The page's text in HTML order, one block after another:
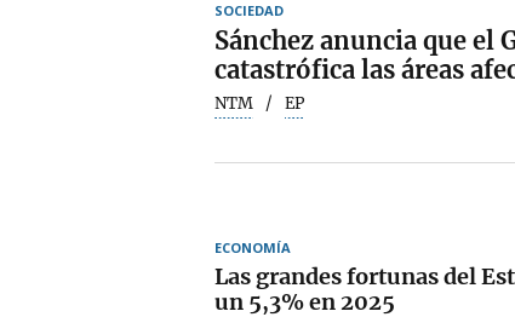
SOCIEDAD
Sánchez anuncia que el
catastrófica las áreas
NTM EP
ECONOMÍA
Las grandes fortunas del
un 5,3% en 2025